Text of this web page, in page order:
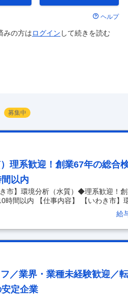
ヘルプ
みの方はログイン して続きを読む
募集中
理系歓迎！創業67年の総合
以内
市】環境分析（水質）◆理系歓迎！
間以内 【仕事内容】 【いわき市】
社／正社員／転勤なし／残業10時間
可能（敷地内駐車場あり）／分析業
創業60年以上の安定経営／残業月平
給
／業界・業種未経験歓迎／
定企業